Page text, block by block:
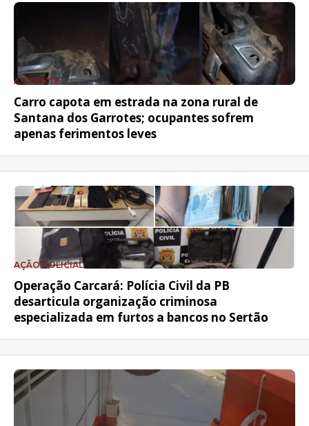
ACIDENTE
Carro capota em estrada na zona rural de
Santana dos Garrotes; ocupantes sofrem
apenas ferimentos leves
AÇÃO POLICIAL
Operação Carcará: Polícia Civil da PB
desarticula organização criminosa
especializada em furtos a bancos no Sertão